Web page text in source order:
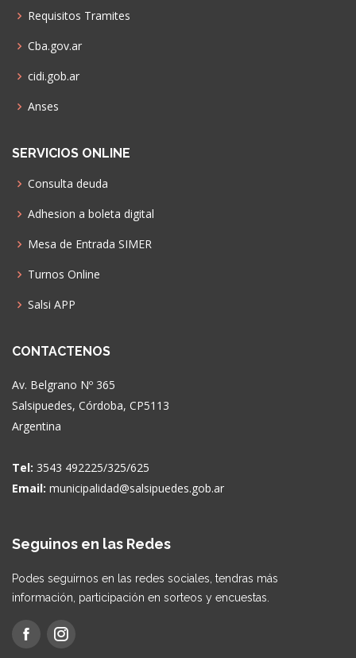
Requisitos Tramites
Cba.gov.ar
cidi.gob.ar
Anses
SERVICIOS ONLINE
Consulta deuda
Adhesion a boleta digital
Mesa de Entrada SIMER
Turnos Online
Salsi APP
CONTACTENOS
Av. Belgrano Nº 365
Salsipuedes, Córdoba, CP5113
Argentina
Tel: 3543 492225/325/625
Email: municipalidad@salsipuedes.gob.ar
Seguinos en las Redes
Podes seguirnos en las redes sociales, tendras más
información, participación en sorteos y encuestas.